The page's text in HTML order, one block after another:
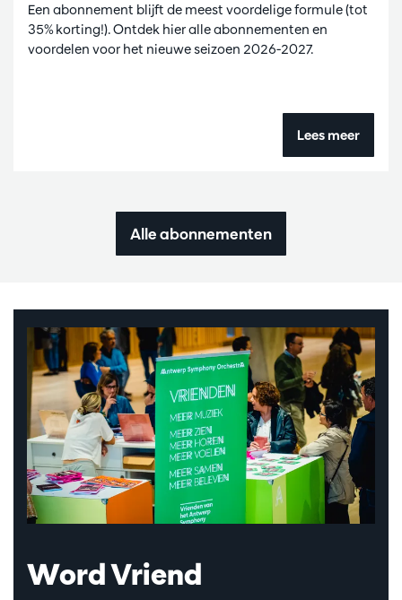
Een abonnement blijft de meest voordelige formule (tot
35% korting!). Ontdek hier alle abonnementen en
voordelen voor het nieuwe seizoen 2026-2027.
Lees meer
Alle abonnementen
Word Vriend